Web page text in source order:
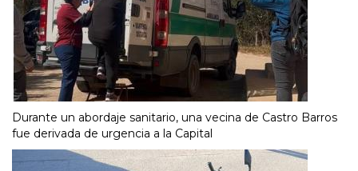
Durante un abordaje sanitario, una vecina de Castro Barros
fue derivada de urgencia a la Capital